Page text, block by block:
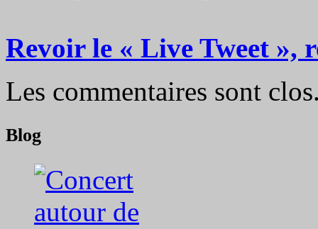
Revoir le « Live Tweet »,
Les commentaires sont
Blog